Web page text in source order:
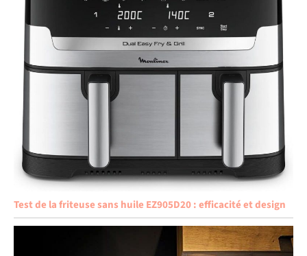
Test de la friteuse sans huile EZ905D20 : efficacité et design